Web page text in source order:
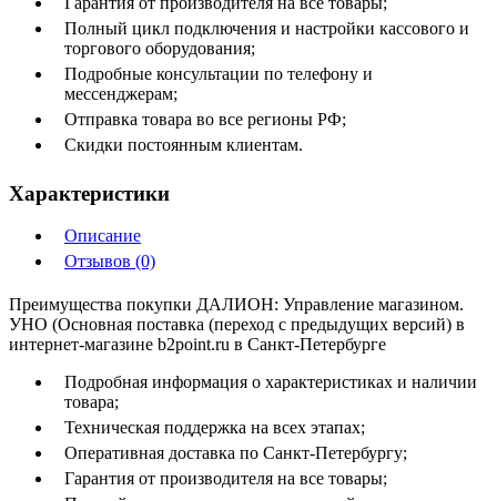
Полный цикл подключения и настройки кассового и
торгового оборудования;
Подробные консультации по телефону и
мессенджерам;
Отправка товара во все регионы РФ;
Скидки постоянным клиентам.
Характеристики
Описание
Отзывов (0)
Преимущества покупки ДАЛИОН: Управление магазином.
УНО (Основная поставка (переход с предыдущих версий) в
интернет-магазине b2point.ru в Санкт-Петербурге
Подробная информация о характеристиках и наличии
товара;
Техническая поддержка на всех этапах;
Оперативная доставка по Санкт-Петербургу;
Гарантия от производителя на все товары;